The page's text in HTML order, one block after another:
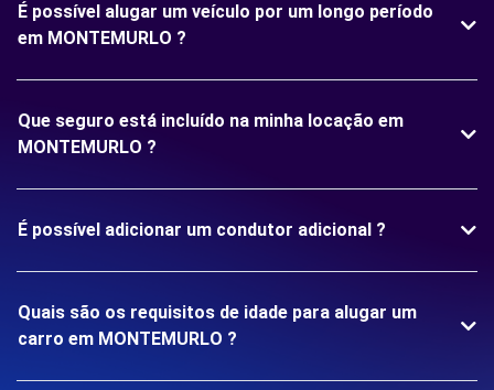
É possível alugar um veículo por um longo período
em MONTEMURLO ?
Que seguro está incluído na minha locação em
MONTEMURLO ?
É possível adicionar um condutor adicional ?
Quais são os requisitos de idade para alugar um
carro em MONTEMURLO ?